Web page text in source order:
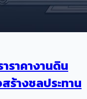
ราคางานดิน
ร้างชลประทาน